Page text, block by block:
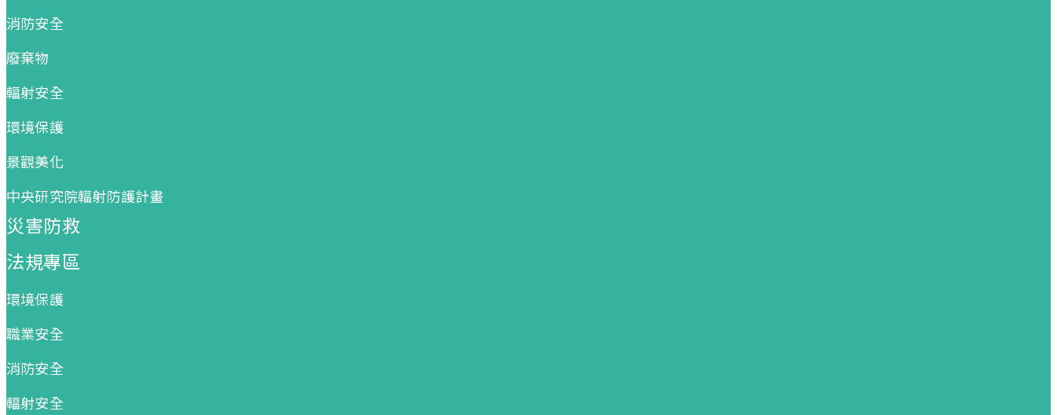
消防安全
廢棄物
輻射安全
環境保護
景觀美化
中央研究院輻射防護計畫
災害防救
法規專區
環境保護
職業安全
消防安全
輻射安全